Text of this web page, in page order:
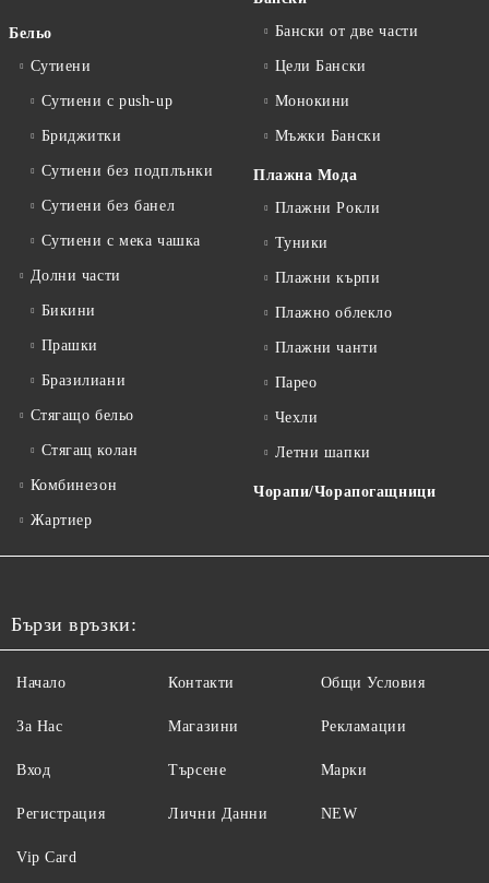
Бельо
Сутиени
Сутиени с push-up
Бриджитки
Сутиени без подплънки
Сутиени без банел
Сутиени с мека чашка
Долни части
Бикини
Прашки
Бразилиани
Стягащо бельо
Стягащ колан
Комбинезон
Жартиер
Бански от две части
Цели Бански
Монокини
Мъжки Бански
Плажна Мода
Плажни Рокли
Туники
Плажни кърпи
Плажно облекло
Плажни чанти
Парео
Чехли
Летни шапки
Чорапи/Чорапогащници
Бързи връзки:
Начало
За Нас
Вход
Регистрация
Контакти
Магазини
Търсене
Лични Данни
Общи Условия
Рекламации
Марки
NEW
Vip Card